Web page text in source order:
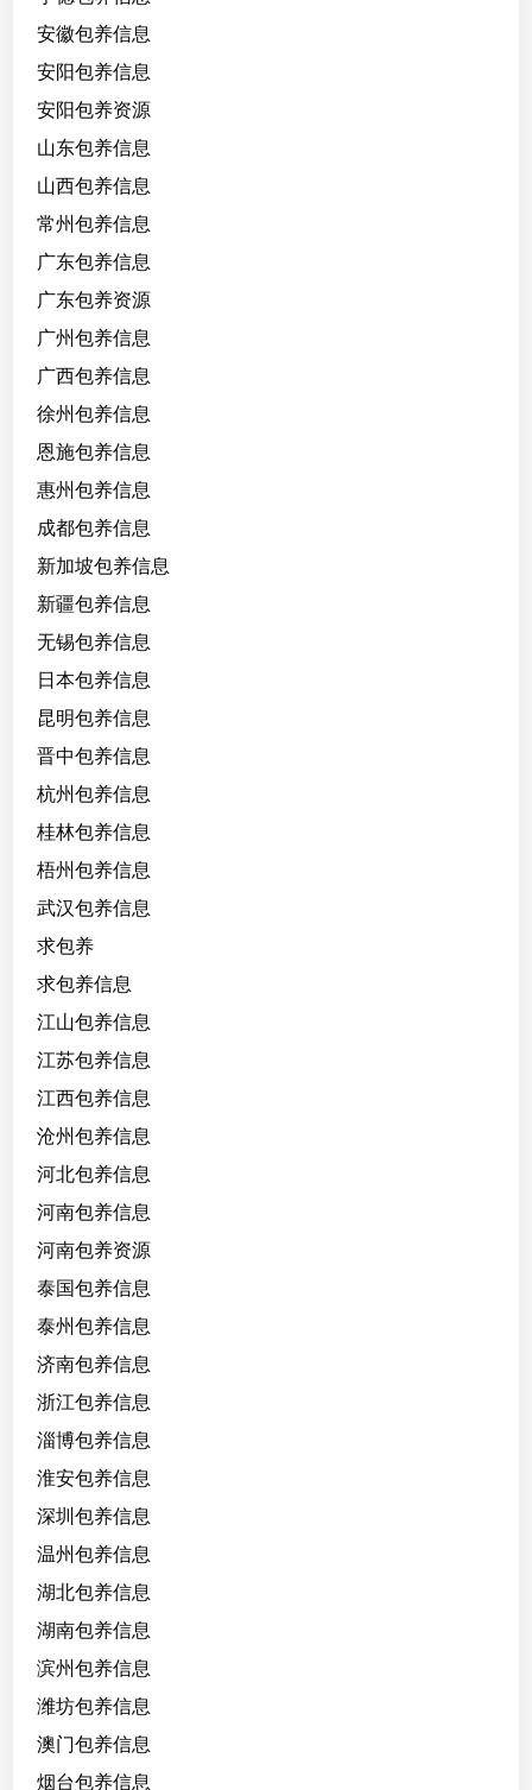
安徽包养信息
安阳包养信息
安阳包养资源
山东包养信息
山西包养信息
常州包养信息
广东包养信息
广东包养资源
广州包养信息
广西包养信息
徐州包养信息
恩施包养信息
惠州包养信息
成都包养信息
新加坡包养信息
新疆包养信息
无锡包养信息
日本包养信息
昆明包养信息
晋中包养信息
杭州包养信息
桂林包养信息
梧州包养信息
武汉包养信息
求包养
求包养信息
江山包养信息
江苏包养信息
江西包养信息
沧州包养信息
河北包养信息
河南包养信息
河南包养资源
泰国包养信息
泰州包养信息
济南包养信息
浙江包养信息
淄博包养信息
淮安包养信息
深圳包养信息
温州包养信息
湖北包养信息
湖南包养信息
滨州包养信息
潍坊包养信息
澳门包养信息
烟台包养信息